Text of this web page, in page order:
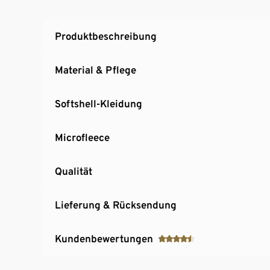
Elastisches Obermaterial für hohen
Produktbeschreibung
Material & Pflege
Softshell-Kleidung
Microfleece
Qualität
Lieferung & Rücksendung
Kundenbewertungen